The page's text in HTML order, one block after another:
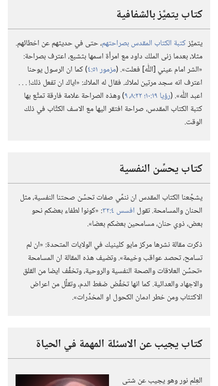
كتاب يتميَّز بالشفافية
يتميَّزكتبة الكتاب المقدس بصراحتهم‏،‏ حتى في حديثهم عن اخطائهم.‏
مثلا،‏ بعدما زنى الملك داود مع امرأة اسمها بثشبع،‏ اعترف بصراحة:‏
«الشر امام عيني [اللّٰه] فعلت».‏ (‏مزمور ٥١:‏٤
‏)‏ كما ان الرسول يوحنا
اعترف انه سجد مرتين لملاك.‏ فقال له الملاك:‏ «اياك ان تفعل ذلك!‏ .‏ .‏ .‏
اعبد اللّٰه».‏ (‏رؤيا ١٩:‏١٠؛‏
‏)‏ وهذه الصراحة علامة فارقة تمتَّع بها
كتبة الكتاب المقدس،‏ صراحة افتقر اليها مع الاسف الكتَّاب في ذلك
الوقت.‏
كتاب يحسِّن النفسية
يشجِّعنا الكتاب المقدس ان ننمِّي صفات تحسِّن صحتنا النفسية،‏ مثل
الحنان والمسامحة.‏ تقول افسس ٤:‏٣٢
‏:‏ «كونوا لطفاء بعضكم نحو
بعض،‏ ذوي حنان،‏ مسامحين بعضكم بعضا».‏
ذكرت مقالة نشرها مركز مايو كلينيك في الولايات المتحدة:‏ «ان لم
تسامح،‏ تحصد عواقب وخيمة».‏ وتضيف هذه المقالة ان المسامحة
«تحسِّن العلاقات والصحة النفسية والروحية،‏ وتخفِّف ايضا من القلق
والاجهاد والعدائية.‏ كما انها تخفِّض ضغط الدم،‏ وتقلِّل من اعراض
الاكتئاب ومن خطر ادمان الكحول او المخدِّرات».‏
كتاب يجيب عن الاسئلة المهمة في الحياة
العِلم نور وهو يجيب عن شتى